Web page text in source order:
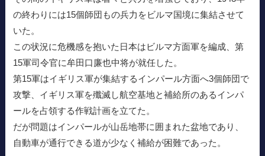
の終わりには15個師団もの兵力をビルマ国境に集結させて
いた。
この状況に危機感を抱いた日本はビルマ方面軍を編成、第
15軍司令官に牟田口廉也中将が就任した。
第15軍はイギリス軍が集結するインパール方面へ3個師団で
攻撃、イギリス軍を殲滅し航空基地と補給所のあるインパ
ールを占領する作戦計画を立てた。
だが問題はインパールが山岳地帯に囲まれた盆地であり、
自動車が通行できる道が少なく補給が困難であった。